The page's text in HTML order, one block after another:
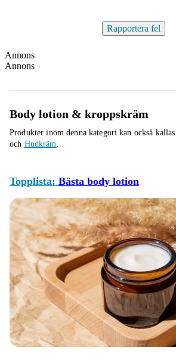
Rapportera fel
Annons
Annons
Body lotion & kroppskräm
Produkter inom denna kategori kan också kallas
och Hudkräm.
Topplista: Bästa body lotion